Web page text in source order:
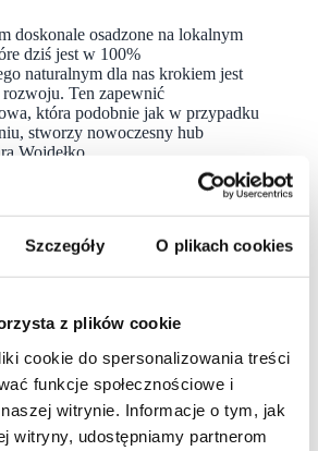
Szczegóły O plikach cookies
z plików cookie
cookie do spersonalizowania treści
funkcje społecznościowe i
witrynie. Informacje o tym, jak
witryny, udostępniamy partnerom
doskonale osadzone na lokalnym
dziś jest w 100%
naturalnym dla nas krokiem jest
Ten zapewnić
która podobnie jak w przypadku
stworzy nowoczesny hub
Wojdełko.
dziś kilka czynników. Przede
w którym pojawiają się
oraz umacnia się w Polsce
marki bardzo interesują się Nową
solidnego partnera
ma stworzyć im atrakcyjną
– dodaje.
szczegółów dotyczących oferty.
obiekt będzie miał ok. 3000 m kw.
w bezpośrednim sąsiedztwie
Górna.